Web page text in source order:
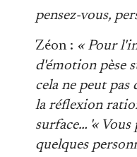
pensez-vous,
Zéon : « Pour
d'émotion pèse
cela ne peut
la réflexion
surface… '«
quelques